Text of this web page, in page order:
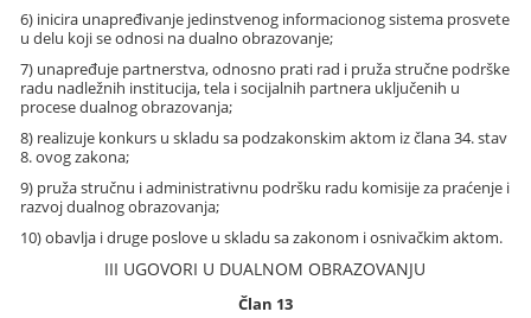
6) inicira unapređivanje jedinstvenog informacionog sistema prosvete
u delu koji se odnosi na dualno obrazovanje;
7) unapređuje partnerstva, odnosno prati rad i pruža stručne podrške
radu nadležnih institucija, tela i socijalnih partnera uključenih u
procese dualnog obrazovanja;
8) realizuje konkurs u skladu sa podzakonskim aktom iz člana 34. stav
8. ovog zakona;
9) pruža stručnu i administrativnu podršku radu komisije za praćenje i
razvoj dualnog obrazovanja;
10) obavlja i druge poslove u skladu sa zakonom i osnivačkim aktom.
III UGOVORI U DUALNOM OBRAZOVANJU
Član 13